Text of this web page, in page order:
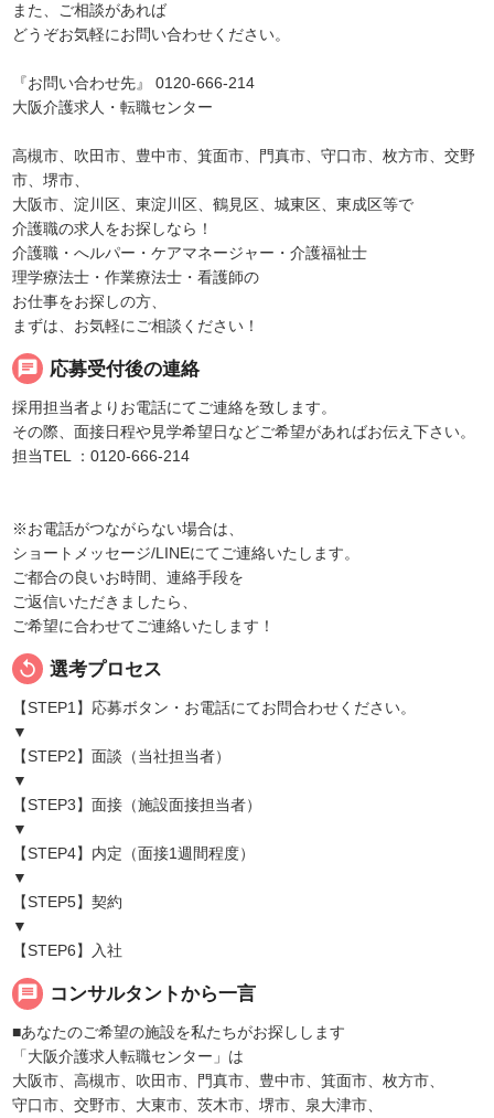
また、ご相談があれば
どうぞお気軽にお問い合わせください。
『お問い合わせ先』 0120-666-214
大阪介護求人・転職センター
高槻市、吹田市、豊中市、箕面市、門真市、守口市、枚方市、交野
市、堺市、
大阪市、淀川区、東淀川区、鶴見区、城東区、東成区等で
介護職の求人をお探しなら！
介護職・へルパー・ケアマネージャー・介護福祉士
理学療法士・作業療法士・看護師の
お仕事をお探しの方、
まずは、お気軽にご相談ください！
chat 応募受付後の連絡
採用担当者よりお電話にてご連絡を致します。
その際、面接日程や見学希望日などご希望があればお伝え下さい。
担当TEL ：0120-666-214
※お電話がつながらない場合は、
ショートメッセージ/LINEにてご連絡いたします。
ご都合の良いお時間、連絡手段を
ご返信いただきましたら、
ご希望に合わせてご連絡いたします！
replay 選考プロセス
【STEP1】応募ボタン・お電話にてお問合わせください。
▼
【STEP2】面談（当社担当者）
▼
【STEP3】面接（施設面接担当者）
▼
【STEP4】内定（面接1週間程度）
▼
【STEP5】契約
▼
【STEP6】入社
message コンサルタントから一言
■あなたのご希望の施設を私たちがお探しします
「大阪介護求人転職センター」は
大阪市、高槻市、吹田市、門真市、豊中市、箕面市、枚方市、
守口市、交野市、大東市、茨木市、堺市、泉大津市、